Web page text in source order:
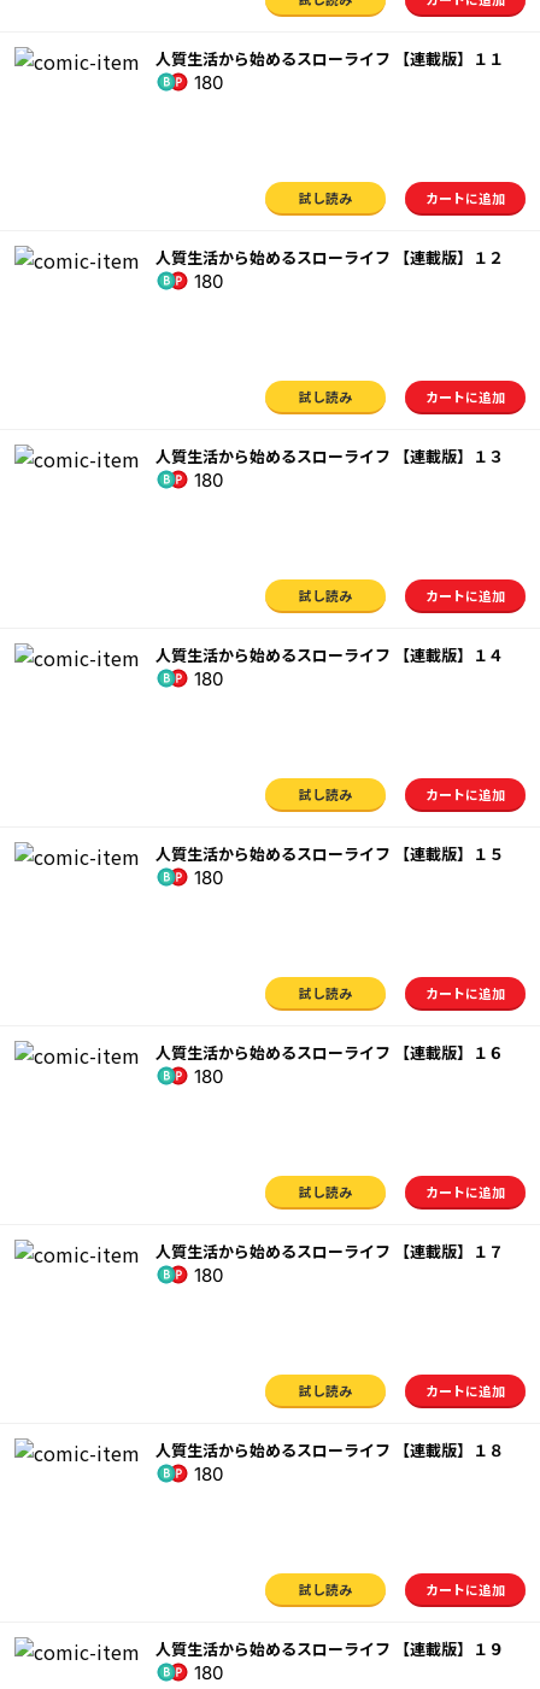
人質生活から始めるスローライフ 【連載版】１１
180
試し読み カートに追加
人質生活から始めるスローライフ 【連載版】１２
180
試し読み カートに追加
人質生活から始めるスローライフ 【連載版】１３
180
試し読み カートに追加
人質生活から始めるスローライフ 【連載版】１４
180
試し読み カートに追加
人質生活から始めるスローライフ 【連載版】１５
180
試し読み カートに追加
人質生活から始めるスローライフ 【連載版】１６
180
試し読み カートに追加
人質生活から始めるスローライフ 【連載版】１７
180
試し読み カートに追加
人質生活から始めるスローライフ 【連載版】１８
180
試し読み カートに追加
人質生活から始めるスローライフ 【連載版】１９
180